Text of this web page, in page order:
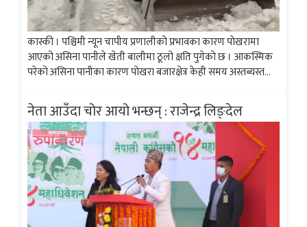
कास्की । पश्चिमी न्यून चापीय प्रणालीको प्रभावका कारण पोखरामा
आएको असिना पानीले खेती बालीमा ठूलो क्षति पुगेको छ । आकस्मिक
परेको असिना पानीका कारण पोखरा बजारक्षेत्र केही समय अस्तब्यस्त
नेता आउँदा चोर आयो भन्छन् : राजेन्द्र लिङ्देल